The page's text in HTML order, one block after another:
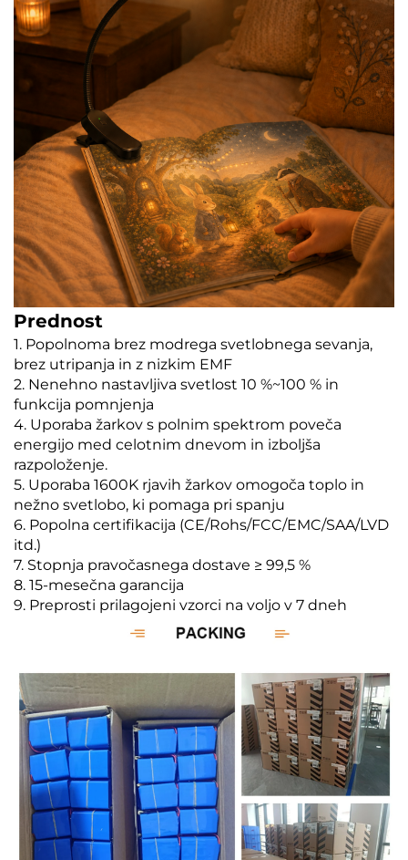
Prednost
1. Popolnoma brez modrega svetlobnega sevanja,
brez utripanja in z nizkim EMF
2. Nenehno nastavljiva svetlost 10 %~100 % in
funkcija pomnjenja
4. Uporaba žarkov s polnim spektrom poveča
energijo med celotnim dnevom in izboljša
razpoloženje.
5. Uporaba 1600K rjavih žarkov omogoča toplo in
nežno svetlobo, ki pomaga pri spanju
6. Popolna certifikacija (CE/Rohs/FCC/EMC/SAA/LVD
itd.)
7. Stopnja pravočasnega dostave ≥ 99,5 %
8. 15-mesečna garancija
9. Preprosti prilagojeni vzorci na voljo v 7 dneh